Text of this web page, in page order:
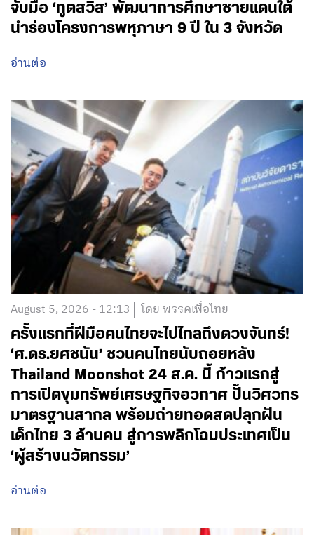
จับมือ ‘ทูตสวิส’ พัฒนาการศึกษาชายแดนใต้
นำร่องโครงการพหุภาษา 9 ปี ใน 3 จังหวัด
อ่านต่อ
August 5, 2026 - 12:13 โดย พรรคเพื่อไทย
ครั้งแรกที่ฝีมือคนไทยจะไปไกลถึงดวงจันทร์!
‘ศ.ดร.ยศชนัน’ ชวนคนไทยนับถอยหลัง
Thailand Moonshot 24 ส.ค. นี้ ก้าวแรกสู่
การเปิดขุมทรัพย์เศรษฐกิจอวกาศ ปั้นวิศวกร
มาตรฐานสากล พร้อมถ่ายทอดสดปลุกฝัน
เด็กไทย 3 ล้านคน สู่การพลิกโฉมประเทศเป็น
‘ผู้สร้างนวัตกรรม’
อ่านต่อ